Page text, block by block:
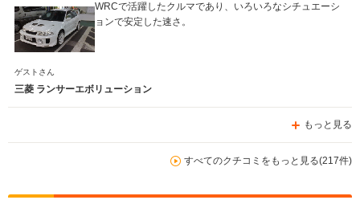
WRCで活躍したクルマであり、いろいろなシチュエーシ
ョンで安定した速さ。
ゲストさん
三菱 ランサーエボリューション
もっと見る
すべてのクチコミをもっと見る(217件)